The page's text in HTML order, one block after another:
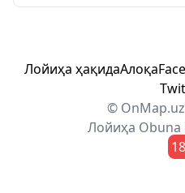
Лойиҳа ҳақидаАлоқа
©
Лойиҳа Obuna